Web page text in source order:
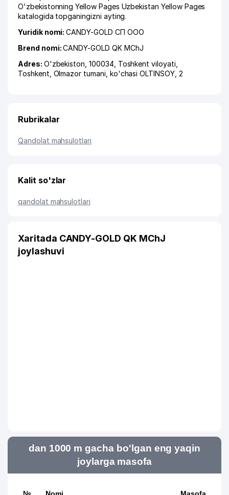
O'zbekistonning Yellow Pages Uzbekistan Yellow Pages
katalogida topganingizni ayting.
Yuridik nomi:CANDY-GOLD СП ООО
Brend nomi:CANDY-GOLD QK MChJ
Adres: O'zbekiston, 100034, Toshkent viloyati
Toshkent Olmazor tumani ko'chasi OLTINSOY, 2
Rubrikalar
Qandolat mahsulotlari
Kalit so'zlar
qandolat mahsulotlari
Xaritada CANDY-GOLD QK MChJ
joylashuvi
dan 1000 m gacha bo'lgan eng yaqin
joylarga masofa